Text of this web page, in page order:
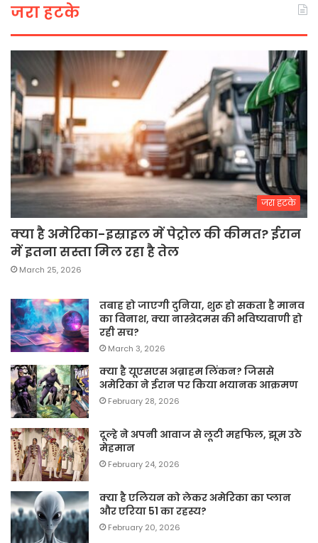
जरा हटके
जरा हटके
क्या है अमेरिका-इस्राइल में पेट्रोल की कीमत? ईरान
में इतना सस्ता मिल रहा है तेल
March 25, 2026
तबाह हो जाएगी दुनिया, शुरू हो सकता है मानव
का विनाश, क्या नास्त्रेदमस की भविष्यवाणी हो
रही सच?
March 3, 2026
क्या है यूएसएस अब्राहम लिंकन? जिससे
अमेरिका ने ईरान पर किया भयानक आक्रमण
February 28, 2026
दूल्हे ने अपनी आवाज से लूटी महफिल, झूम उठे
मेहमान
February 24, 2026
क्या है एलियन को लेकर अमेरिका का प्लान
और एरिया 51 का रहस्य?
February 20, 2026